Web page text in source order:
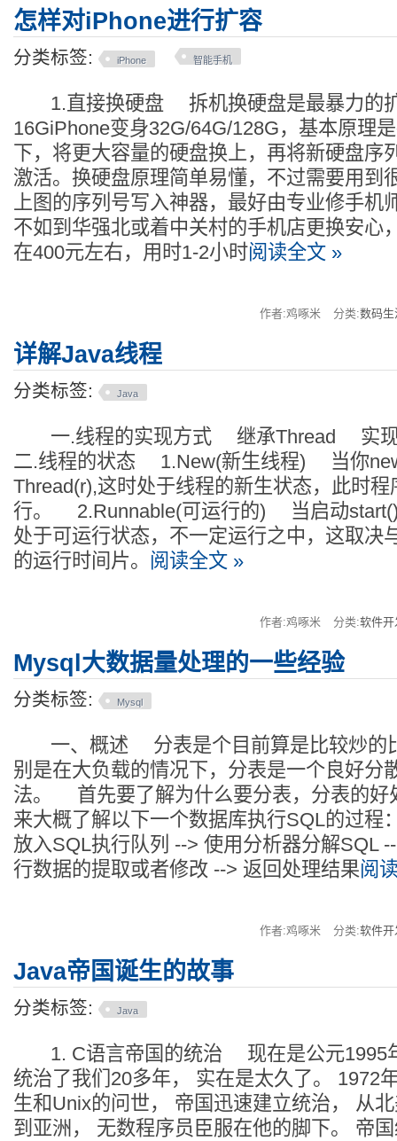
怎样对iPhone进行扩容
分类标签: iPhone 智能手机
1.直接换硬盘 拆机换硬盘是最暴力的扩
16GiPhone变身32G/64G/128G，基本原理
下，将更大容量的硬盘换上，再将新硬盘序
激活。换硬盘原理简单易懂，不过需要用到
上图的序列号写入神器，最好由专业修手机
不如到华强北或着中关村的手机店更换安心
在400元左右，用时1-2小时阅读全文 »
作者:鸡啄米 分类:数码生
详解Java线程
分类标签: Java
一.线程的实现方式 继承Thread 实
二.线程的状态 1.New(新生线程) 当你
Thread(r),这时处于线程的新生状态，此时
行。 2.Runnable(可运行的) 当启动start()
处于可运行状态，不一定运行之中，这取决
的运行时间片。 阅读全文 »
作者:鸡啄米 分类:软件开
Mysql大数据量处理的一些经验
分类标签: Mysql
一、概述 分表是个目前算是比较炒的
别是在大负载的情况下，分表是一个良好分
法。 首先要了解为什么要分表，分表的好
来大概了解以下一个数据库执行SQL的过
放入SQL执行队列 --> 使用分析器分解SQL
行数据的提取或者修改 --> 返回处理结果阅
作者:鸡啄米 分类:软件开
Java帝国诞生的故事
分类标签: Java
1. C语言帝国的统治 现在是公元1995
统治了我们20多年， 实在是太久了。 1972
生和Unix的问世， 帝国迅速建立统治， 从
到亚洲， 无数程序员臣服在他的脚下。 帝